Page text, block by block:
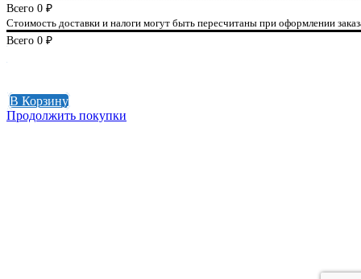
Всего 0 ₽
Стоимость доставки и налоги могут быть пересчитаны при оформлении
Всего 0 ₽
В Корзину
Продолжить покупки